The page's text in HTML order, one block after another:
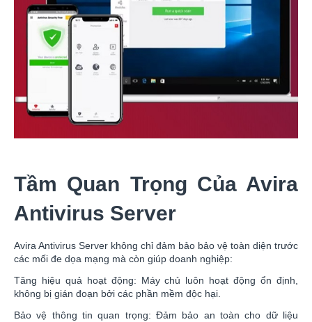
Tầm Quan Trọng Của Avira
Antivirus Server
Avira Antivirus Server không chỉ đảm bảo bảo vệ toàn diện trước
các mối đe dọa mạng mà còn giúp doanh nghiệp:
Tăng hiệu quả hoạt động: Máy chủ luôn hoạt động ổn định,
không bị gián đoạn bởi các phần mềm độc hại.
Bảo vệ thông tin quan trọng: Đảm bảo an toàn cho dữ liệu